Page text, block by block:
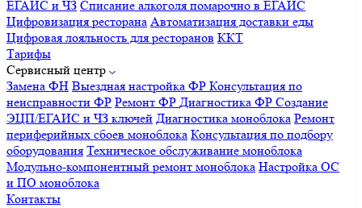
ЕГАИС и ЧЗ Списание алкоголя помарочно в ЕГАИС
Цифровизация ресторана Автоматизация доставки еды
Цифровая лояльность для ресторанов ККТ
Тарифы
Сервисный центр
Замена ФН Выездная настройка ФР Консультация по
неисправности ФР Ремонт ФР Диагностика ФР Создание
ЭЦП/ЕГАИС и ЧЗ ключей Диагностика моноблока Ремонт
периферийных сбоев моноблока Консультация по подбору
оборудования Техническое обслуживание моноблока
Модульно-компонентный ремонт моноблока Настройка ОС
и ПО моноблока
Контакты